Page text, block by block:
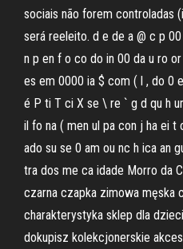
sociais não forem controladas
será reeleito. d e de a @ c p
n p en f o co do in 00 da u ro
es em 0000 ia $ com ( l , do 0
é P ti T ci X se \ re ` g d qu h
il fo na ( men ul pa con j ha ei
ado su se 0 am ou nc h ica an
tra dos me ca idade Morro da
czarna czapka zimowa męska
charakterystyka sklep dla
dokupisz kolekcjonerskie